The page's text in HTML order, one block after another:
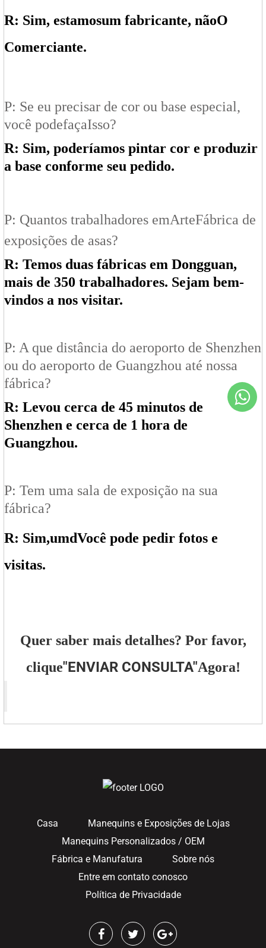
R: Sim, estamosum fabricante, nãoO
Comerciante.
P: Se eu precisar de cor ou base especial,
você podefaçaIsso?
R: Sim, poderíamos pintar cor e produzir
a base conforme seu pedido.
P: Quantos trabalhadores emArteFábrica de
exposições de asas?
R: Temos duas fábricas em Dongguan,
mais de 350 trabalhadores. Sejam bem-
vindos a nos visitar.
P: A que distância do aeroporto de Shenzhen
ou do aeroporto de Guangzhou até nossa
fábrica?
R: Levou cerca de 45 minutos de
Shenzhen e cerca de 1 hora de
Guangzhou.
P: Tem uma sala de exposição na sua
fábrica?
R: Sim,umdVocê pode pedir fotos e
visitas.
Quer saber mais detalhes? Por favor,
clique"ENVIAR CONSULTA"Agora!
Casa
Manequins e Exposições de Lojas
Manequins Personalizados / OEM
Fábrica e Manufatura
Sobre nós
Entre em contato conosco
Política de Privacidade